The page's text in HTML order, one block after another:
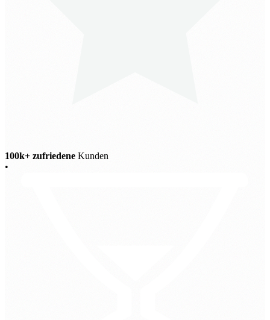
100k+ zufriedene Kunden
•